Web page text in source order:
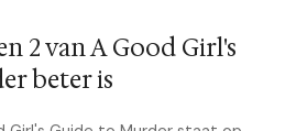
2 van A Good Girl's
beter is